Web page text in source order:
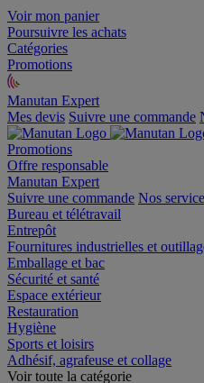
Voir mon panier
Poursuivre les achats
Catégories
Promotions
Manutan Expert
offre reconditionnée
Mes devis Suivre une commande
Promotions
Offre responsable
Manutan Expert
Suivre une commande
Bureau et télétravail
Entrepôt
Fournitures industrielles et outillage
Emballage et bac
Sécurité et santé
Espace extérieur
Restauration
Hygiène
Sports et loisirs
Adhésif, agrafeuse et collage